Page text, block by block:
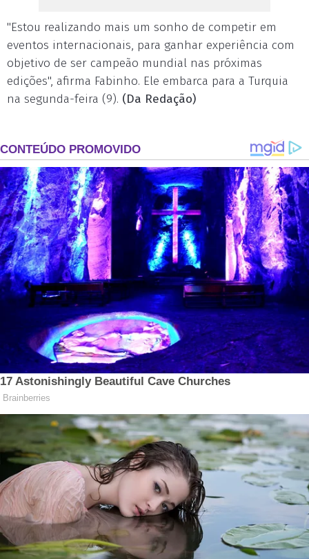
"Estou realizando mais um sonho de competir em
eventos internacionais, para ganhar experiência com
objetivo de ser campeão mundial nas próximas
edições", afirma Fabinho. Ele embarca para a Turquia
na segunda-feira (9). (Da Redação)